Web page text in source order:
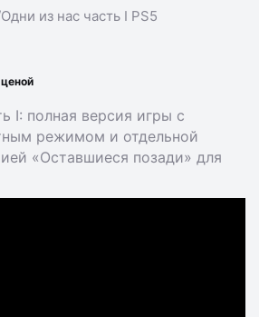
из нас часть I PS5
I: полная версия игры с
режимом и отдельной
«Оставшиеся позади» для